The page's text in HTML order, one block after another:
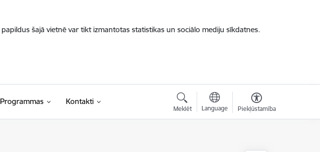
šajā vietnē var tikt izmantotas statistikas un sociālo mediju sīkdatnes.
Programmas Kontakti
Meklēt Language Piekļūstamība